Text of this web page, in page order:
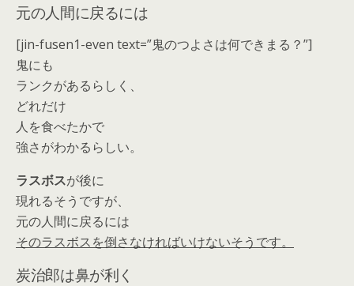
元の人間に戻るには
[jin-fusen1-even text=”鬼のつよさは何できまる？”]
鬼にも
ランクがあるらしく、
どれだけ
人を食べたかで
強さがわかるらしい。
ラスボスが後に
現れるそうですが、
元の人間に戻るには
そのラスボスを倒さなければいけないそうです。
炭治郎は鼻が利く